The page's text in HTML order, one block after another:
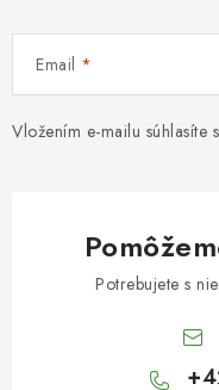
Email
Vložením e-mailu súhlasíte s
Potrebujete s